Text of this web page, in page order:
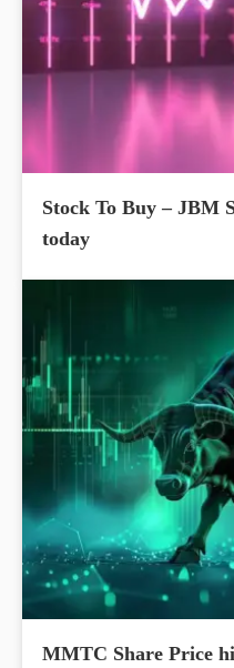
Stock To Buy – JBM
today
MMTC Share Price